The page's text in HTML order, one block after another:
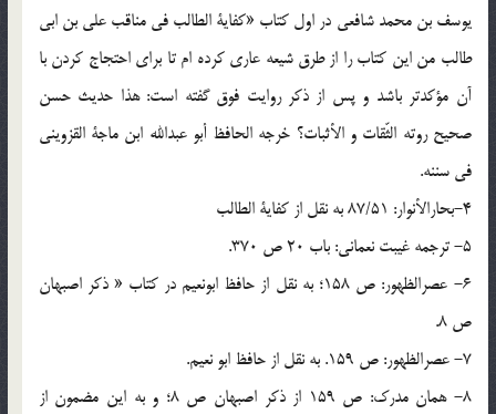
یوسف بن محمد شافعی در اول کتاب «کفایة الطالب فی مناقب علی بن ابی
طالب من این کتاب را از طرق شیعه عاری کرده ام تا برای احتجاج کردن با
آن مؤکدتر باشد و پس از ذکر روایت فوق گفته است: هذا حدیث حسن
صحیح روته الثّقات و الأثبات؟ خرجه الحافظ أبو عبدالله ابن ماجة القزوینی
فی سننه.
4-بحارالأنوار: 87/51 به نقل از کفایة الطالب
5- ترجمه غیبت نعمانی: باب 20 ص 370.
6- عصرالظهور: ص 158؛ به نقل از حافظ ابونعیم در کتاب « ذکر اصبهان
ص 8.
7- عصرالظهور: ص 159. به نقل از حافظ ابو نعیم.
8- همان مدرک: ص 159 از ذکر اصبهان ص 8؛ و به این مضمون از